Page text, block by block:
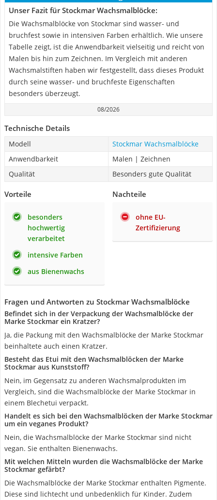
Unser Fazit für Stockmar Wachsmalblöcke:
Die Wachsmalblöcke von Stockmar sind wasser- und
bruchfest sowie in intensiven Farben erhältlich. Wie unsere
Tabelle zeigt, ist die Anwendbarkeit vielseitig und reicht von
Malen bis hin zum Zeichnen. Im Vergleich mit anderen
Wachsmalstiften haben wir festgestellt, dass dieses Produkt
durch seine wasser- und bruchfeste Eigenschaften
besonders überzeugt.
08/2026
Technische Details
Modell
Stockmar Wachsmalblöcke
Anwendbarkeit
Malen | Zeichnen
Qualität
Besonders gute Qualität
Vorteile
besonders
hochwertig
verarbeitet
intensive Farben
aus Bienenwachs
Nachteile
ohne EU-
Zertifizierung
Fragen und Antworten zu Stockmar Wachsmalblöcke
Befindet sich in der Verpackung der Wachsmalblöcke der
Marke Stockmar ein Kratzer?
Ja, die Packung mit den Wachsmalblöcke der Marke Stockmar
beinhaltete auch einen Kratzer.
Besteht das Etui mit den Wachsmalblöcken der Marke
Stockmar aus Kunststoff?
Nein, im Gegensatz zu anderen Wachsmalprodukten im
Vergleich, sind die Wachsmalblöcke der Marke Stockmar in
einem Blechetui verpackt.
Handelt es sich bei den Wachsmalblöcken der Marke Stockmar
um ein veganes Produkt?
Nein, die Wachsmalblöcke der Marke Stockmar sind nicht
vegan. Sie enthalten Bienenwachs.
Mit welchen Mitteln wurden die Wachsmalblöcke der Marke
Stockmar gefärbt?
Die Wachsmalblöcke der Marke Stockmar enthalten Pigmente.
Diese sind lichtecht und unbedenklich für Kinder. Zudem